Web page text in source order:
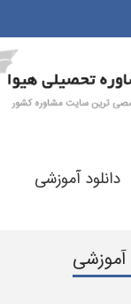
دانلود آموزشی
آموزشی